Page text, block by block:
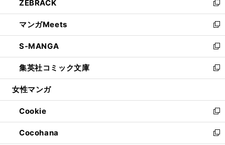
く
で
開
く
ド
ウ
で
開
く
ィ
ン
ド
ウ
で
開
く
い
ウ
ィ
ン
ド
ウ
で
開
ZEBRACK
新
し
い
ウ
ィ
ン
ド
ウ
開
く
マンガMeets
新
し
い
ウ
ィ
ン
ウ
で
開
く
S-MANGA
新
し
い
ウ
ン
ド
ウ
で
集英社コミック文庫
新
し
ウ
ィ
ン
ド
女性マンガ
Cookie
新
し
い
Cocohana
新